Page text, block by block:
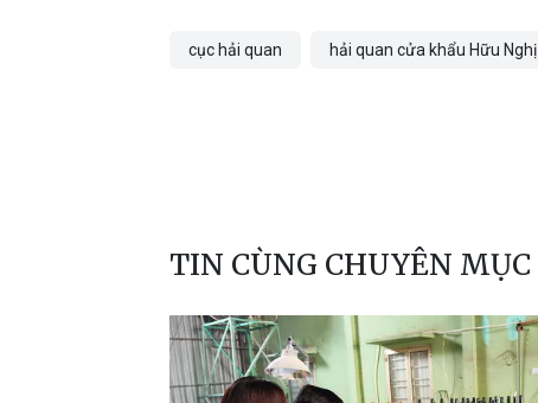
cục hải quan hải quan cửa khẩu Hữu Nghị
TIN CÙNG CHUYÊN MỤC